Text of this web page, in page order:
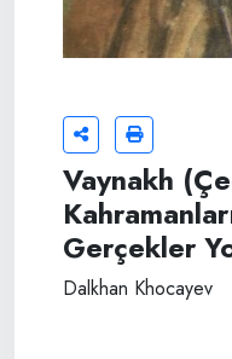
Vaynakh
Gerçekler
Dalkhan Khocayev